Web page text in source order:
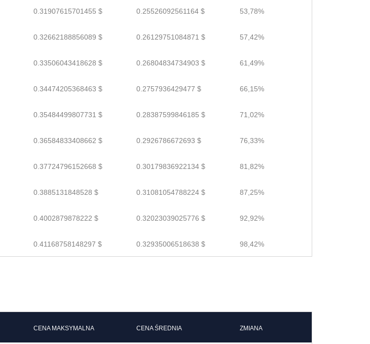
0.31907615701455 $ 0.25526092561164 $ 53,78%
0.32662188856089 $ 0.26129751084871 $ 57,42%
0.33506043418628 $ 0.26804834734903 $ 61,49%
0.34474205368463 $ 0.2757936429477 $ 66,15%
0.35484499807731 $ 0.28387599846185 $ 71,02%
0.36584833408662 $ 0.2926786672693 $ 76,33%
0.37724796152668 $ 0.30179836922134 $ 81,82%
0.3885131848528 $ 0.31081054788224 $ 87,25%
0.4002879878222 $ 0.32023039025776 $ 92,92%
0.41168758148297 $ 0.32935006518638 $ 98,42%
CENA MAKSYMALNA CENA ŚREDNIA ZMIANA